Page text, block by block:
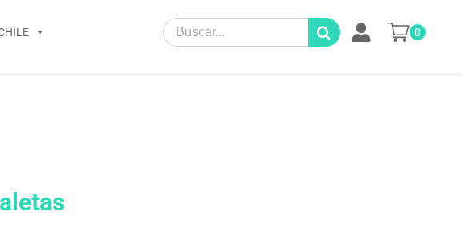
Search
for:
0